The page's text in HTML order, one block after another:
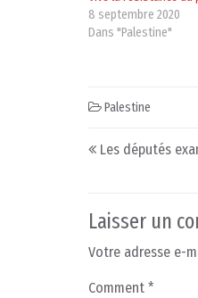
8 septembre 2020
Dans "Palestine"
Palestine
Post
Les députés
Laisser un
Votre adresse e-
Comment *